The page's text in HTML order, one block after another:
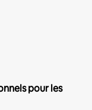
pour les